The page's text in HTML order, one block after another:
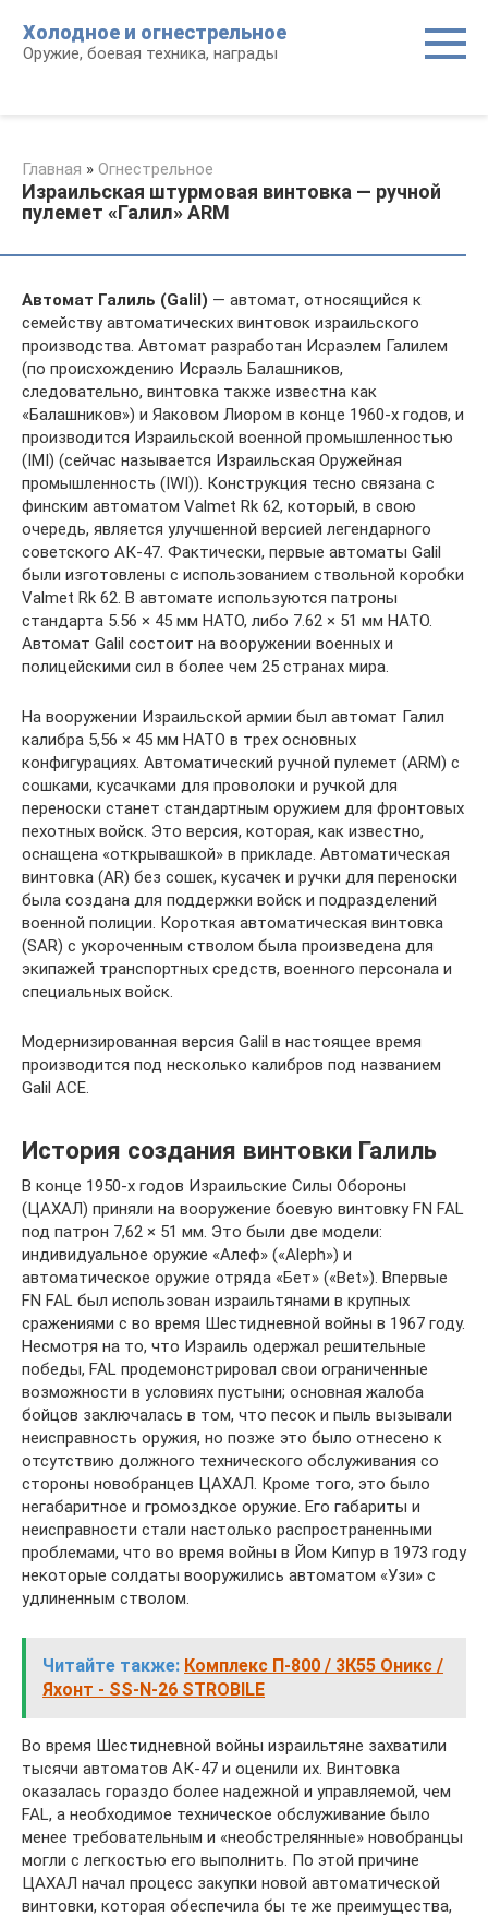
контенту
Холодное и огнестрельное
Оружие, боевая техника, награды
Главная » Огнестрельное
Израильская штурмовая винтовка — ручной
пулемет «Галил» ARM
Автомат Галиль (Galil) — автомат, относящийся к
семейству автоматических винтовок израильского
производства. Автомат разработан Исраэлем Галилем
(по происхождению Исраэль Балашников,
следовательно, винтовка также известна как
«Балашников») и Яаковом Лиором в конце 1960-х годов, и
производится Израильской военной промышленностью
(IMI) (сейчас называется Израильская Оружейная
промышленность (IWI)). Конструкция тесно связана с
финским автоматом Valmet Rk 62, который, в свою
очередь, является улучшенной версией легендарного
советского АК-47. Фактически, первые автоматы Galil
были изготовлены с использованием ствольной коробки
Valmet Rk 62. В автомате используются патроны
стандарта 5.56 × 45 мм НАТО, либо 7.62 × 51 мм НАТО.
Автомат Galil состоит на вооружении военных и
полицейскими сил в более чем 25 странах мира.
На вооружении Израильской армии был автомат Галил
калибра 5,56 × 45 мм НАТО в трех основных
конфигурациях. Автоматический ручной пулемет (ARM) с
сошками, кусачками для проволоки и ручкой для
переноски станет стандартным оружием для фронтовых
пехотных войск. Это версия, которая, как известно,
оснащена «открывашкой» в прикладе. Автоматическая
винтовка (AR) без сошек, кусачек и ручки для переноски
была создана для поддержки войск и подразделений
военной полиции. Короткая автоматическая винтовка
(SAR) с укороченным стволом была произведена для
экипажей транспортных средств, военного персонала и
специальных войск.
Модернизированная версия Galil в настоящее время
производится под несколько калибров под названием
Galil ACE.
История создания винтовки Галиль
В конце 1950-х годов Израильские Силы Обороны
(ЦАХАЛ) приняли на вооружение боевую винтовку FN FAL
под патрон 7,62 × 51 мм. Это были две модели:
индивидуальное оружие «Алеф» («Aleph») и
автоматическое оружие отряда «Бет» («Bet»). Впервые
FN FAL был использован израильтянами в крупных
сражениями с во время Шестидневной войны в 1967 году.
Несмотря на то, что Израиль одержал решительные
победы, FAL продемонстрировал свои ограниченные
возможности в условиях пустыни; основная жалоба
бойцов заключалась в том, что песок и пыль вызывали
неисправность оружия, но позже это было отнесено к
отсутствию должного технического обслуживания со
стороны новобранцев ЦАХАЛ. Кроме того, это было
негабаритное и громоздкое оружие. Его габариты и
неисправности стали настолько распространенными
проблемами, что во время войны в Йом Кипур в 1973 году
некоторые солдаты вооружились автоматом «Узи» с
удлиненным стволом.
Читайте также: Комплекс П-800 / 3К55 Оникс /
Яхонт - SS-N-26 STROBILE
Во время Шестидневной войны израильтяне захватили
тысячи автоматов АК-47 и оценили их. Винтовка
оказалась гораздо более надежной и управляемой, чем
FAL, а необходимое техническое обслуживание было
менее требовательным и «необстрелянные» новобранцы
могли с легкостью его выполнить. По этой причине
ЦАХАЛ начал процесс закупки новой автоматической
винтовки, которая обеспечила бы те же преимущества,